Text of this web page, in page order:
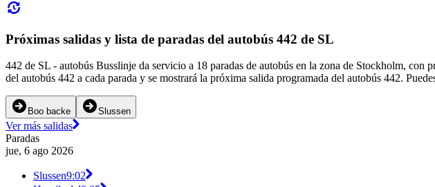
Próximas salidas y lista de paradas del autobús 442 de SL
442 de SL - autobús Busslinje da servicio a 18 paradas de autobús en la zona de Stockholm, con
del autobús 442 a cada parada y se mostrará la próxima salida programada del autobús 442.
Boo backe Slussen
Ver más salidas
Paradas
jue, 6 ago 2026
Slussen9:02